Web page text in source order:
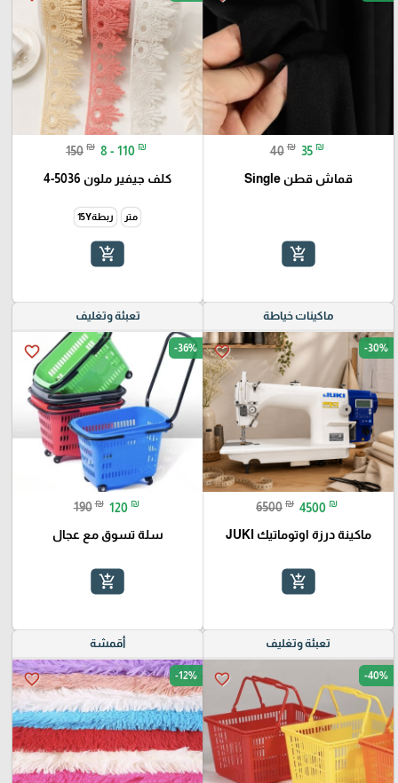
40 ₪ 35 ₪
قماش قطن Single
add_shopping_cart
150 ₪ 8 - 110 ₪
كلف جيفير ملون 5036-4
متر ربطة15Y
add_shopping_cart
ماكينات خياطة
favorite_border -30%
6500 ₪ 4500 ₪
ماكينة درزة اوتوماتيك JUKI
add_shopping_cart
تعبئة وتغليف
favorite_border -36%
190 ₪ 120 ₪
سلة تسوق مع عجال
add_shopping_cart
تعبئة وتغليف
favorite_border -40%
أقمشة
favorite_border -12%